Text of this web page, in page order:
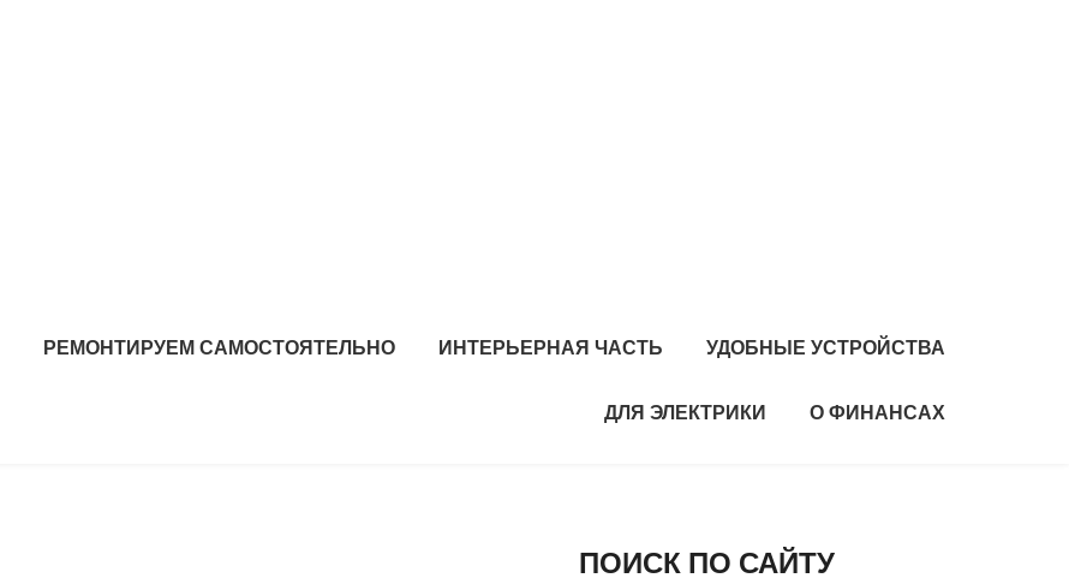
РЕМОНТИРУЕМ САМОСТОЯТЕЛЬНО ИНТЕРЬЕРНАЯ ЧАСТЬ УДОБНЫЕ УСТРОЙСТВА
ДЛЯ ЭЛЕКТРИКИ О ФИНАНСАХ
ПОИСК ПО САЙТУ